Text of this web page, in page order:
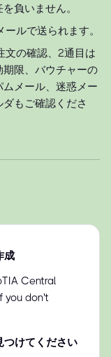
負いません。
ルで送られます。
文の確認、2通目は
限、バウチャーの
メール、迷惑メー
もご確認くださ
成
Central
you don't
つけてください